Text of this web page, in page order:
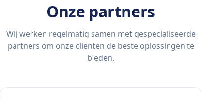
Onze partners
Wij werken regelmatig samen met gespecialiseerde
partners om onze cliënten de beste oplossingen te
bieden.